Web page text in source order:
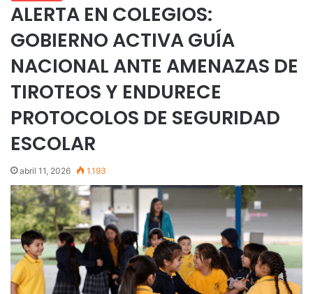
ALERTA EN COLEGIOS:
GOBIERNO ACTIVA GUÍA
NACIONAL ANTE AMENAZAS DE
TIROTEOS Y ENDURECE
PROTOCOLOS DE SEGURIDAD
ESCOLAR
abril 11, 2026 1.193